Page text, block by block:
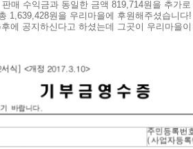
매 수익금과 동일한 금액 819,714원을 추가
1,639,428원을 우리마을에 후원해주셨습니다!
에 공지하신다고 하셨는데 그곳이 우리마을